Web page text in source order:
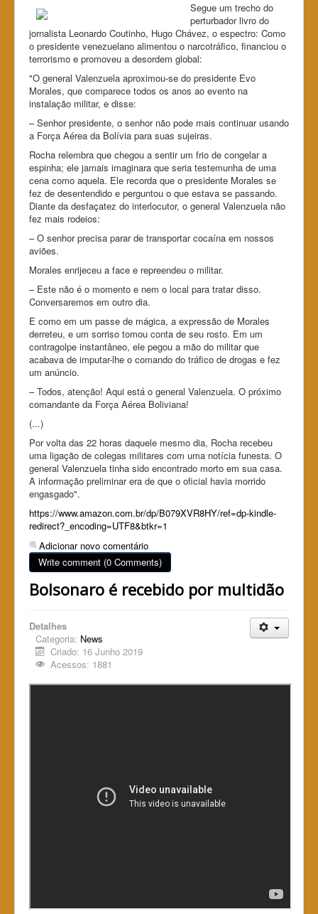
Segue um trecho do
perturbador livro do
jornalista Leonardo Coutinho, Hugo Chávez, o espectro: Como
o presidente venezuelano alimentou o narcotráfico, financiou o
terrorismo e promoveu a desordem global:
"O general Valenzuela aproximou-se do presidente Evo
Morales, que comparece todos os anos ao evento na
instalação militar, e disse:
– Senhor presidente, o senhor não pode mais continuar usando
a Força Aérea da Bolívia para suas sujeiras.
Rocha relembra que chegou a sentir um frio de congelar a
espinha; ele jamais imaginara que seria testemunha de uma
cena como aquela. Ele recorda que o presidente Morales se
fez de desentendido e perguntou o que estava se passando.
Diante da desfaçatez do interlocutor, o general Valenzuela não
fez mais rodeios:
– O senhor precisa parar de transportar cocaína em nossos
aviões.
Morales enrijeceu a face e repreendeu o militar.
– Este não é o momento e nem o local para tratar disso.
Conversaremos em outro dia.
E como em um passe de mágica, a expressão de Morales
derreteu, e um sorriso tomou conta de seu rosto. Em um
contragolpe instantâneo, ele pegou a mão do militar que
acabava de imputar-lhe o comando do tráfico de drogas e fez
um anúncio.
– Todos, atenção! Aqui está o general Valenzuela. O próximo
comandante da Força Aérea Boliviana!
(...)
Por volta das 22 horas daquele mesmo dia, Rocha recebeu
uma ligação de colegas militares com uma notícia funesta. O
general Valenzuela tinha sido encontrado morto em sua casa.
A informação preliminar era de que o oficial havia morrido
engasgado".
https://www.amazon.com.br/dp/B079XVR8HY/ref=dp-kindle-
redirect?_encoding=UTF8&btkr=1
Adicionar novo comentário
Write comment (0 Comments)
Bolsonaro é recebido por multidão
Detalhes
Categoria: News
Criado: 16 Junho 2019
Acessos: 1881